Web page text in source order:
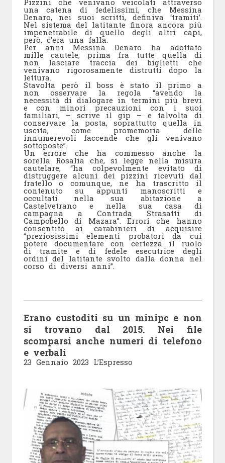
Pizzini che venivano veicolati attraverso
una catena di fedelissimi, che Messina
Denaro, nei suoi scritti, definiva ‘tramiti’.
Nel sistema del latitante finora ancora più
impenetrabile di quello degli altri capi,
però, c’era una falla.
Per anni Messina Denaro ha adottato
mille cautele, prima fra tutte quella di
non Iasciare traccia dei biglietti che
venivano rigorosamente distrutti dopo la
lettura.
Stavolta però il boss è stato il primo a
non osservare la regola “avendo la
necessità di dialogare in termini più brevi
e con minori precauzioni con i suoi
familiari, – scrive il gip – e talvolta di
conservare la posta, soprattutto quella in
uscita, come promemoria delle
innumerevoli faccende che gli venivano
sottoposte”.
Un errore che ha commesso anche la
sorella Rosalia che, si legge nella misura
cautelare, “ha colpevolmente evitato di
distruggere alcuni dei pizzini ricevuti dal
fratello o comunque, ne ha trascritto il
contenuto su appunti manoscritti e
occultati nella sua abitazione a
Castelvetrano e nella sua casa di
campagna a Contrada Strasatti di
Campobello di Mazara”. Errori che hanno
consentito ai carabinieri di acquisire
“preziosissimi elementi probatori da cui
potere documentare con certezza il ruolo
di tramite e di fedele esecutrice degli
ordini del latitante svolto dalla donna nel
corso di diversi anni”.
Erano custoditi su un minipc e non
si trovano dal 2015. Nei file
scomparsi anche numeri di telefono
e verbali
23 Gennaio 2023 L’Espresso